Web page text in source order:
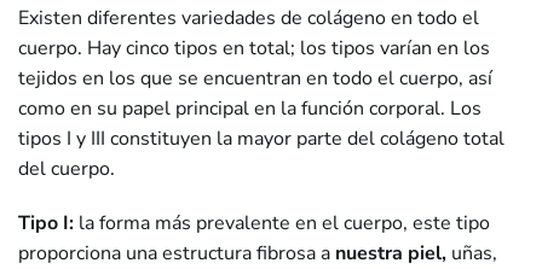
Existen diferentes variedades de colágeno en todo el
cuerpo. Hay cinco tipos en total; los tipos varían en los
tejidos en los que se encuentran en todo el cuerpo, así
como en su papel principal en la función corporal. Los
tipos I y III constituyen la mayor parte del colágeno total
del cuerpo.
Tipo I: la forma más prevalente en el cuerpo, este tipo
proporciona una estructura fibrosa a nuestra piel, uñas,